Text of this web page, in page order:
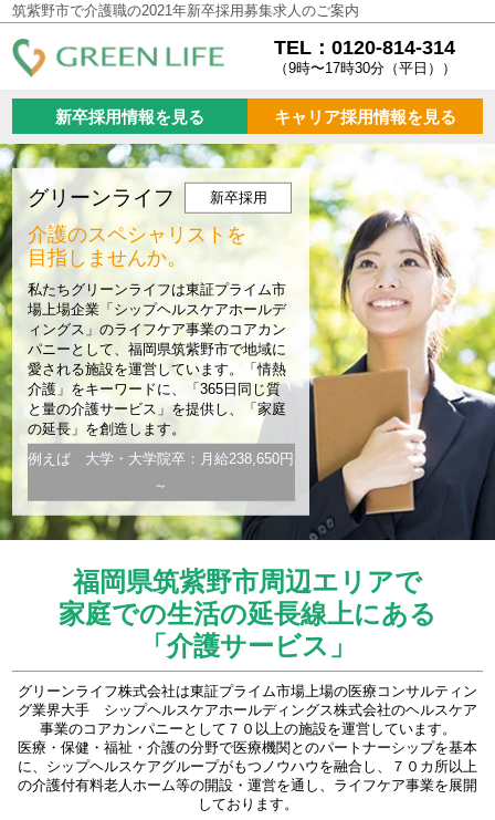
筑紫野市で介護職の2021年新卒採用募集求人のご案内
TEL：0120-814-314
（9時〜17時30分（平日））
新卒採用情報を見る キャリア採用情報を見る
グリーンライフ 新卒採用
介護のスペシャリストを
目指しませんか。
私たちグリーンライフは東証プライム市
場上場企業「シップヘルスケアホールデ
ィングス」のライフケア事業のコアカン
パニーとして、福岡県筑紫野市で地域に
愛される施設を運営しています。「情熱
介護」をキーワードに、「365日同じ質
と量の介護サービス」を提供し、「家庭
の延長」を創造します。
例えば 大学・大学院卒：月給238,650円
～
福岡県筑紫野市周辺エリアで
家庭での生活の延長線上にある
「介護サービス」
グリーンライフ株式会社は東証プライム市場上場の医療コンサルティン
グ業界大手 シップヘルスケアホールディングス株式会社のヘルスケア
事業のコアカンパニーとして７０以上の施設を運営しています。
医療・保健・福祉・介護の分野で医療機関とのパートナーシップを基本
に、シップヘルスケアグループがもつノウハウを融合し、７０カ所以上
の介護付有料老人ホーム等の開設・運営を通し、ライフケア事業を展開
しております。